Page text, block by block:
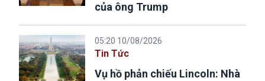
của ông Trump
05:20 10/08/2026
Tin Tức
Vụ hồ phản chiếu Lincoln: Nhà